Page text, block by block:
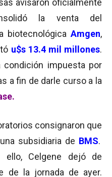
avisaron oficialmente
la venta del
biotecnológica Amgen,
u$s 13.4 mil millones.
impuesta por
a fin de darle curso a la
consignaron que
subsidiaria de BMS.
ello, Celgene dejó de
de la jornada de ayer.